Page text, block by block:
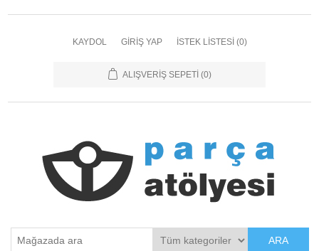
KAYDOL GIRIŞ YAP İSTEK LISTESI (0)
ALIŞVERIŞ SEPETI (0)
ARA